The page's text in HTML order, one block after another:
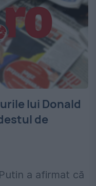
lui Donald
de
a afirmat că